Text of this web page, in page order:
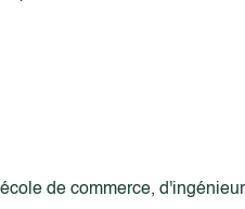
de commerce,